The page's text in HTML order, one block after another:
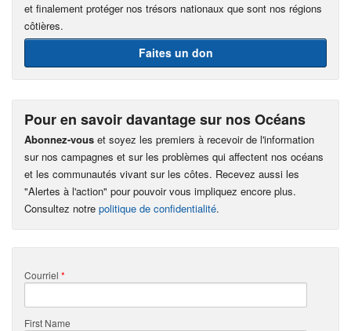
et finalement protéger nos trésors nationaux que sont nos régions
côtières.
Faites un don
Pour en savoir davantage sur nos Océans
Abonnez-vous et soyez les premiers à recevoir de l'information
sur nos campagnes et sur les problèmes qui affectent nos océans
et les communautés vivant sur les côtes. Recevez aussi les
"Alertes à l'action" pour pouvoir vous impliquez encore plus.
Consultez notre politique de confidentialité.
Courriel *
First Name